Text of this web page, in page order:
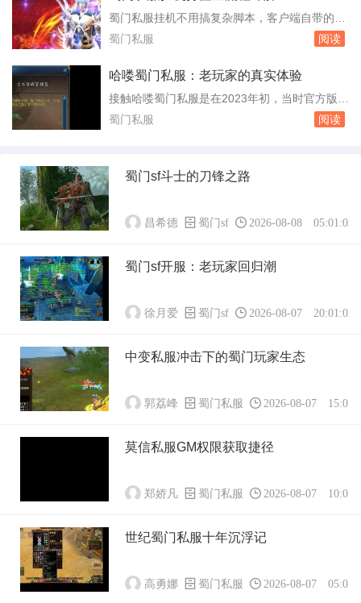
凸不平，但灯火始终亮着。吧里最常见的一种帖
子，是“新人求助”。发帖的人多半从官网...
蜀门私服挂机不用搞复杂脚本，客户端自带的自
动战斗系统已经能把日常刷怪覆盖到位。你只要
一整晚不翻车的概率能有八成以上。这里直接按
打开挂机设置面板。技能顺序決定清怪效率，别
把大招放在最前头，起手用短冷却的单体或者小
蜀门私服 阅读
哈喽蜀门私服：老玩家的真实体验
接触哈喽蜀门私服是在2023年初，当时官方版本
更新太快，老玩家跟不上节奏。这个私服主打经
海，用的是双线机房，南方玩家延迟在20毫秒左
蜀门私服 阅读
蜀门sf斗士的刀锋之路
昌希德 蜀门sf 2026-08-08 05:01:02
蜀门sf开服：老玩家回归潮
徐月爱 蜀门sf 2026-08-07 20:01:02
中变私服冲击下的蜀门玩家生态
郭荔峰 蜀门私服 2026-08-07
莫信私服GM权限获取捷径
郑娇凡 蜀门私服 2026-08-07
世纪蜀门私服十年沉浮记
高勇娜 蜀门私服 2026-08-07